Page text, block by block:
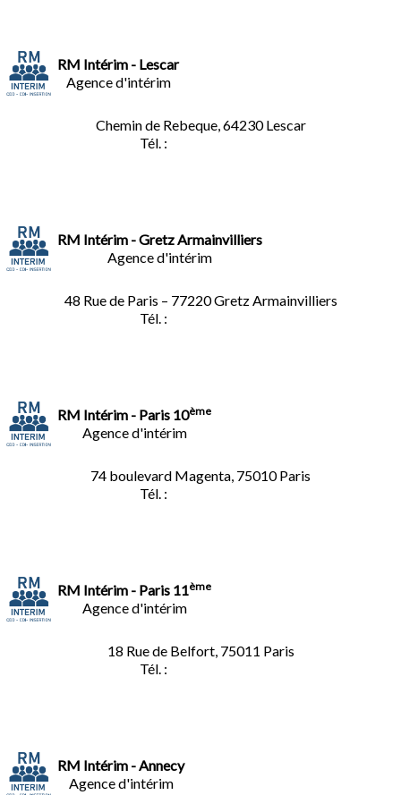
RM Intérim - Lescar
Agence d'intérim
Chemin de Rebeque, 64230 Lescar
Tél. :
RM Intérim - Gretz Armainvilliers
Agence d'intérim
48 Rue de Paris – 77220 Gretz Armainvilliers
Tél. :
RM Intérim - Paris 10ème
Agence d'intérim
74 boulevard Magenta, 75010 Paris
Tél. :
RM Intérim - Paris 11ème
Agence d'intérim
18 Rue de Belfort, 75011 Paris
Tél. :
RM Intérim - Annecy
Agence d'intérim